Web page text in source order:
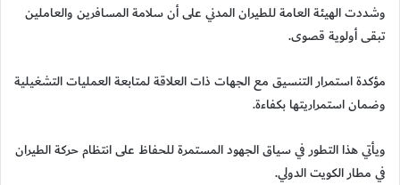
وشددت الهيئة العامة للطيران المدني على أن سلامة المسافرين والعاملين
تبقى أولوية قصوى.
مؤكدة استمرار التنسيق مع الجهات ذات العلاقة لمتابعة العمليات التشغيلية
وضمان استمراريتها بكفاءة.
ويأتي هذا التطور في سياق الجهود المستمرة للحفاظ على انتظام حركة الطيران
في مطار الكويت الدولي.